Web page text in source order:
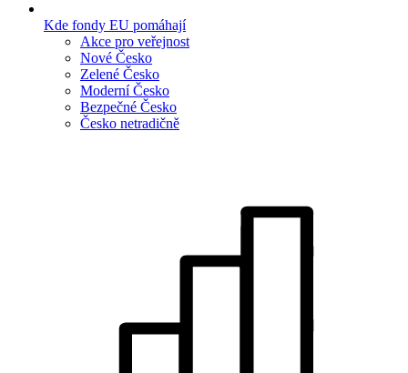
Kde fondy EU pomáhají
Akce pro veřejnost
Nové Česko
Zelené Česko
Moderní Česko
Bezpečné Česko
Česko netradičně